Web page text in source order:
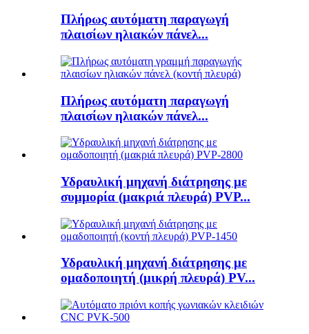
Πλήρως αυτόματη παραγωγή
πλαισίων ηλιακών πάνελ...
Πλήρως αυτόματη παραγωγή
πλαισίων ηλιακών πάνελ...
Υδραυλική μηχανή διάτρησης με
συμμορία (μακριά πλευρά) PVP...
Υδραυλική μηχανή διάτρησης με
ομαδοποιητή (μικρή πλευρά) PV...